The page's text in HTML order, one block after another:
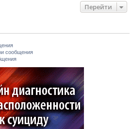
Перейти
сообщения